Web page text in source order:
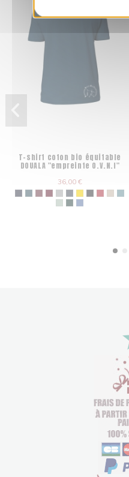
T-shirt coton bio équitable
DOUALA "empreinte O.V.N.I"
36,00 €